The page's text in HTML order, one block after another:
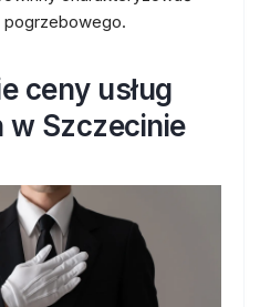
pogrzebowego.
ceny usług
Szczecinie